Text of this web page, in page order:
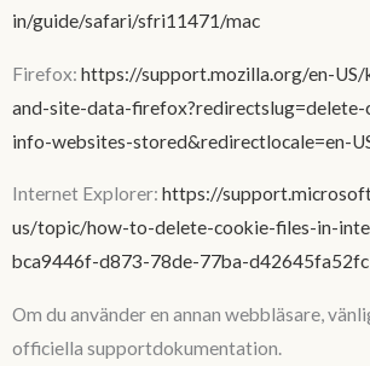
in/guide/safari/sfri11471/mac
Firefox: https://support.mozilla.org/en-
and-site-data-firefox?redirectslug=delete-
info-websites-stored&redirectlocale=en-
Internet Explorer: https://
us/topic/how-to-delete-cookie-files-in-
bca9446f-d873-78de-77ba-d42645fa52fc
Om du använder en annan webbläsare,
officiella supportdokumentation.